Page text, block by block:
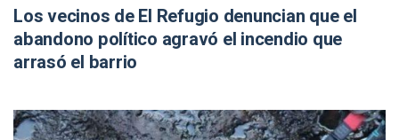
Los vecinos de El Refugio denuncian que el
abandono político agravó el incendio que
arrasó el barrio